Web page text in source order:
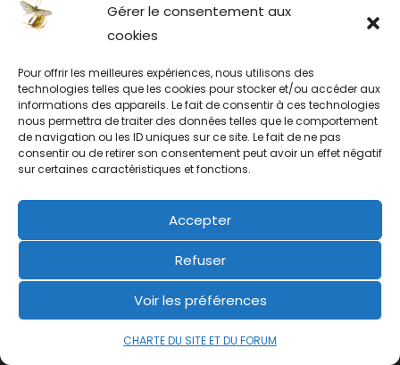
Gérer le consentement aux
cookies
Pour offrir les meilleures expériences, nous utilisons des
technologies telles que les cookies pour stocker et/ou accéder aux
informations des appareils. Le fait de consentir à ces technologies
nous permettra de traiter des données telles que le comportement
de navigation ou les ID uniques sur ce site. Le fait de ne pas
consentir ou de retirer son consentement peut avoir un effet négatif
sur certaines caractéristiques et fonctions.
Accepter
Refuser
Voir les préférences
CHARTE DU SITE ET DU FORUM
Nombre total d’utilisateurs:
ARCHIVES ARCHIVES
Aucun membre ne se trouve actuellement sur le site
You need to add a widget, row, or prebuilt layout before you'll
see anything here. :)